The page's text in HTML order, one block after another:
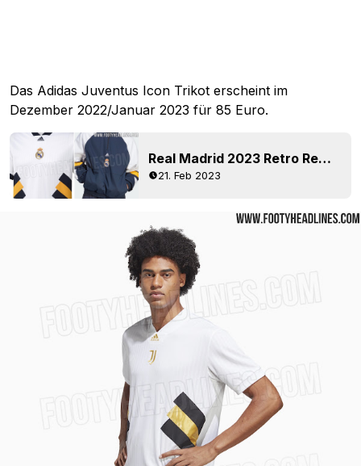
Das Adidas Juventus Icon Trikot erscheint im
Dezember 2022/Januar 2023 für 85 Euro.
Real Madrid 2023 Retro Remake Trikot + Komplette Kollektion geleakt
21. Feb 2023